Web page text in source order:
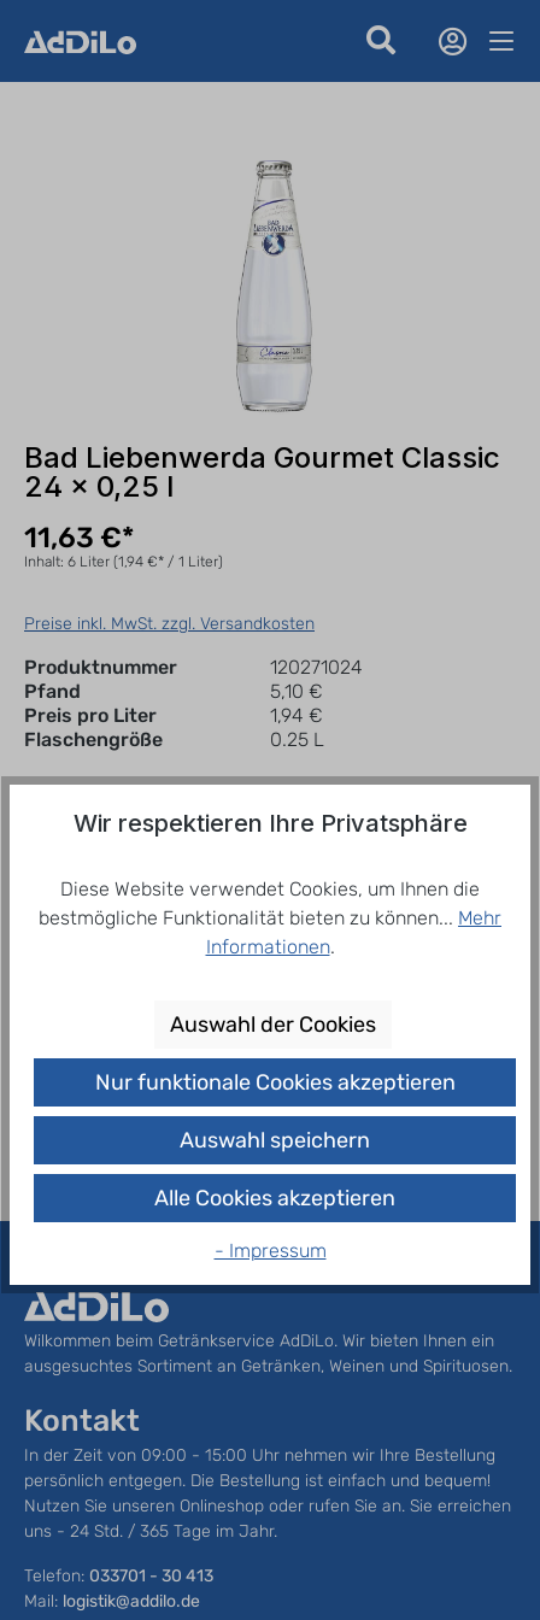
Bad Liebenwerda Gourmet Classic
24 x 0,25 l
11,63 €*
Inhalt: 6 Liter (1,94 €* / 1 Liter)
Preise inkl. MwSt. zzgl. Versandkosten
Produktnummer
120271024
Pfand
5,10 €
Preis pro Liter
1,94 €
Flaschengröße
0.25 L
Kiste In den Warenkorb
Zum Merkzettel hinzufügen
Bad Liebenwerda Gourmet Classic Stilvoll, elegant
und edel – in der neuen 0,25 l-Exklusivflasche ist
das Quellgesunde von Ba…Mehr
Wilkommen beim Getränkservice AdDiLo. Wir bieten Ihnen ein
ausgesuchtes Sortiment an Getränken, Weinen und Spirituosen.
Kontakt
In der Zeit von 09:00 - 15:00 Uhr nehmen wir Ihre Bestellung
persönlich entgegen. Die Bestellung ist einfach und bequem!
Nutzen Sie unseren Onlineshop oder rufen Sie an. Sie erreichen
uns - 24 Std. / 365 Tage im Jahr.
Telefon: 033701 - 30 413
Mail: logistik@addilo.de
Wir respektieren Ihre Privatsphäre
Diese Website verwendet Cookies, um Ihnen die
bestmögliche Funktionalität bieten zu können... Mehr
Informationen.
Auswahl der Cookies
Nur funktionale Cookies akzeptieren
Auswahl speichern
Alle Cookies akzeptieren
- Impressum